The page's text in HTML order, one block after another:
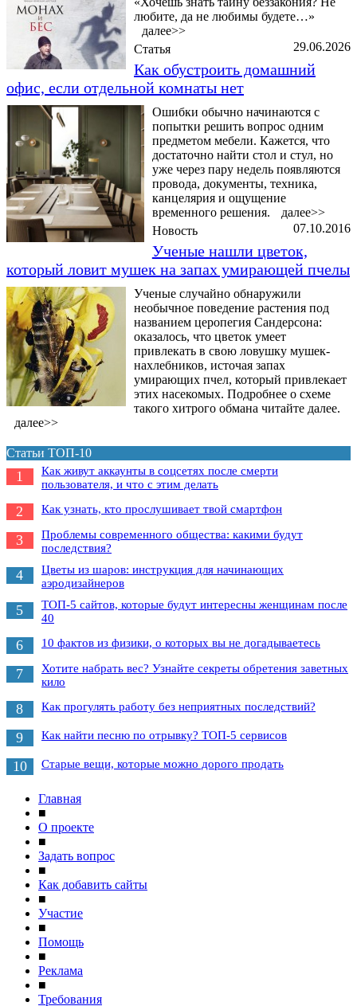
любите, да не любимы будете…»
далее>>
29.06.2026
Статья
Как обустроить домашний
офис, если отдельной комнаты нет
Ошибки обычно начинаются с
попытки решить вопрос одним
предметом мебели. Кажется, что
достаточно найти стол и стул, но
уже через пару недель появляются
провода, документы, техника,
канцелярия и ощущение
временного решения.
далее>>
07.10.2016
Новость
Ученые нашли цветок,
который ловит мушек на запах умирающей пчелы
Ученые случайно обнаружили
необычное поведение растения под
названием церопегия Сандерсона:
оказалось, что цветок умеет
привлекать в свою ловушку мушек-
нахлебников, источая запах
умирающих пчел, который привлекает
этих насекомых. Подробнее о схеме
такого хитрого обмана читайте далее.
далее>>
Статьи ТОП-10
1
Как живут аккаунты в соцсетях после смерти
пользователя, и что с этим делать
2 Как узнать, кто прослушивает твой смартфон
3
Проблемы современного общества: какими будут
последствия?
4
Цветы из шаров: инструкция для начинающих
аэродизайнеров
5
ТОП-5 сайтов, которые будут интересны женщинам после
40
6 10 фактов из физики, о которых вы не догадываетесь
7
Хотите набрать вес? Узнайте секреты обретения заветных
кило
8 Как прогулять работу без неприятных последствий?
9 Как найти песню по отрывку? ТОП-5 сервисов
10 Старые вещи, которые можно дорого продать
Главная
■
О проекте
■
Задать вопрос
■
Как добавить сайты
■
Участие
■
Помощь
■
Реклама
■
Требования